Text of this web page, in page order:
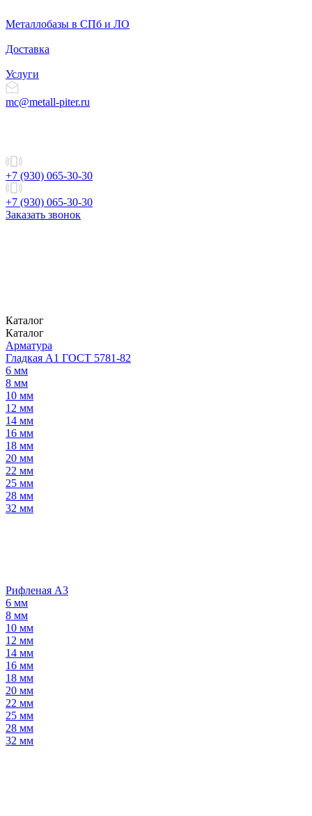
Металлобазы в СПб и ЛО
Доставка
Услуги
mc@metall-piter.ru
+7 (930) 065-30-30
+7 (930) 065-30-30
Заказать звонок
Каталог
Каталог
Арматура
Гладкая А1 ГОСТ 5781-82
6 мм
8 мм
10 мм
12 мм
14 мм
16 мм
18 мм
20 мм
22 мм
25 мм
28 мм
32 мм
Рифленая А3
6 мм
8 мм
10 мм
12 мм
14 мм
16 мм
18 мм
20 мм
22 мм
25 мм
28 мм
32 мм